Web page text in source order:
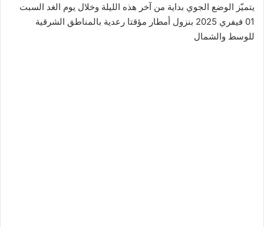
يتميّز الوضع الجوي بداية من آخر هذه الليلة وخلال يوم الغد السبت
01 فيفري 2025 بنزول أمطار مؤقتا رعدية بالمناطق الشرقية
للوسط والشمال